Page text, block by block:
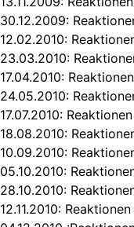
30.12.2009:
12.02.2010:
23.03.2010:
17.04.2010:
24.05.2010:
17.07.2010:
18.08.2010:
10.09.2010:
05.10.2010:
28.10.2010:
12.11.2010: